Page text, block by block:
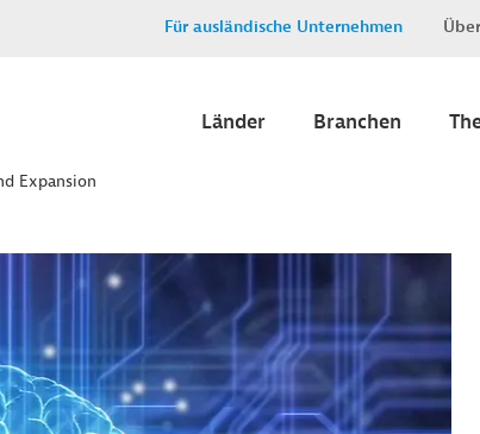
Für ausländische Unternehmen
Länder Branchen
Expansion